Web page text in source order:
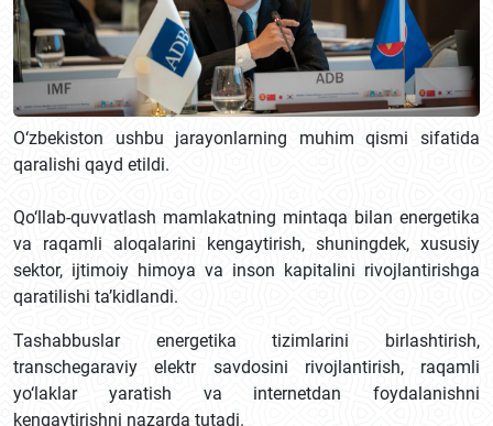
O‘zbekiston ushbu jarayonlarning muhim qismi sifatida
qaralishi qayd etildi.
Qo‘llab-quvvatlash mamlakatning mintaqa bilan energetika
va raqamli aloqalarini kengaytirish, shuningdek, xususiy
sektor, ijtimoiy himoya va inson kapitalini rivojlantirishga
qaratilishi ta’kidlandi.
Tashabbuslar energetika tizimlarini birlashtirish,
transchegaraviy elektr savdosini rivojlantirish, raqamli
yo‘laklar yaratish va internetdan foydalanishni
kengaytirishni nazarda tutadi.